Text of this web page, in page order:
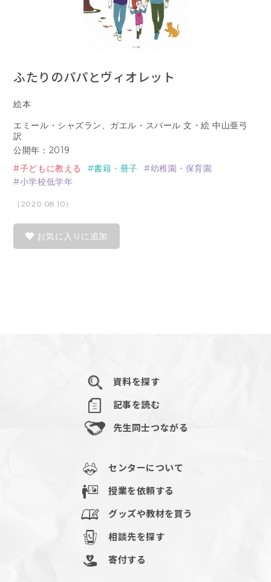
ふたりのパパとヴィオレット
絵本
エミール・シャズラン、ガエル・スパール 文・絵 中山亜弓
訳
公開年：2019
子どもに教える
書籍・冊子
幼稚園・保育園
小学校低学年
（2020.08.10）
お気に入りに追加
資料を探す
記事を読む
先生同士つながる
センターについて
授業を依頼する
グッズや教材を買う
相談先を探す
寄付する